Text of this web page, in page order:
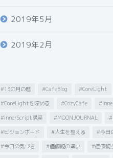
2019年5月
2019年2月
#13の月の暦 #CafeBlog
#CoreLight
#CoreLightを深める
#CozyCafe
#InnerScript講座
#MOONJOURNAL
#
#ビジョンボード
#人生を整える
#今日
#今日の気づき
#価値観の違い
#価値観